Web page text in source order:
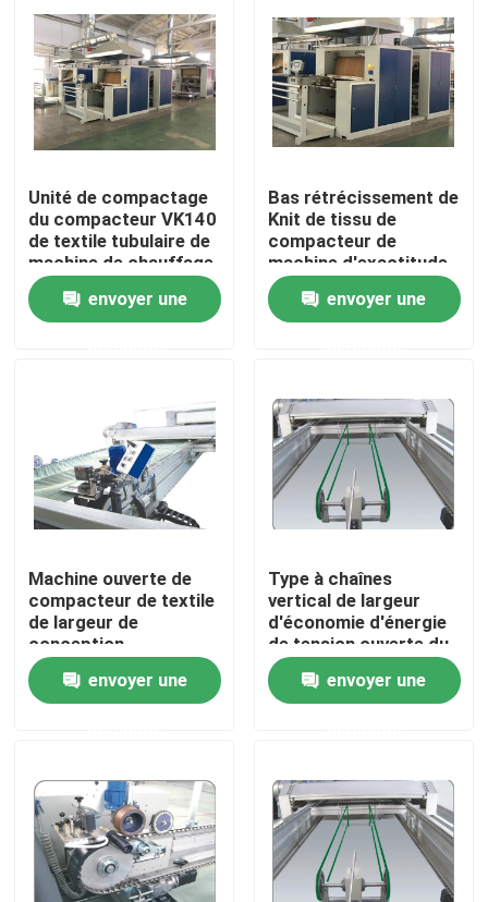
Maison
Au sujet de nous
Visite d'usine
Contactez-nous
nouvelles
machine de finissage de stenter
stenter d'arrangement de la chaleur
Unité de compactage
du compacteur VK140
de textile tubulaire de
machine de chauffage
par l'huile ou
l'électricitéenvoyer une
Bas rétrécissement de
Knit de tissu de
compacteur de
machine d'exactitude
tubulaire de la
températureenvoyer une
Machine ouverte de
compacteur de textile
de largeur de
conception
d'humanisme pour le
compactage de Knits
envoyer une
Type à chaînes
vertical de largeur
d'économie d'énergie
de tension ouverte du
compacteur 380/220
envoyer une